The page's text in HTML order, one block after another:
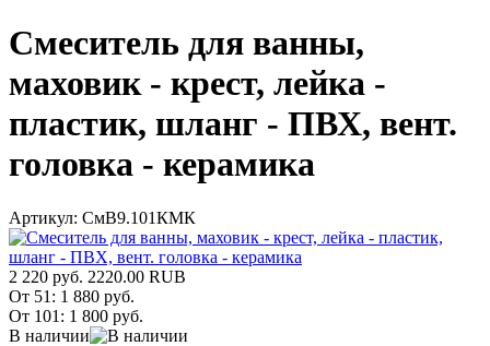
Смеситель для ванны,
маховик - крест, лейка -
пластик, шланг - ПВХ, вент.
головка - керамика
Артикул: СмВ9.101КМК
2 220 руб. 2220.00 RUB
От 51: 1 880 руб.
От 101: 1 800 руб.
В наличии